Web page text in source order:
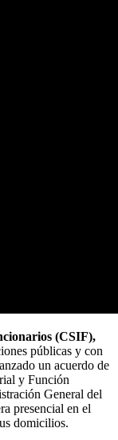
(CSIF),
públicas y con
un acuerdo de
y Función
General del
presencial en el
domicilios.